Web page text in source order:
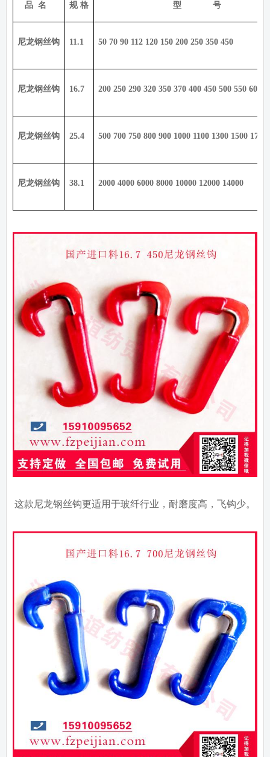
品 名 规 格 型 号
尼龙钢丝钩 11.1 50 70 90 112 120 150 200 250 350 450
尼龙钢丝钩 16.7 200 250 290 320 350 370 400 450 500 550 600
尼龙钢丝钩 25.4 500 700 750 800 900 1000 1100 1300 1500
尼龙钢丝钩 38.1 2000 4000 6000 8000 10000 12000 14000
这款尼龙钢丝钩更适用于玻纤行业，耐磨度高，飞钩少。